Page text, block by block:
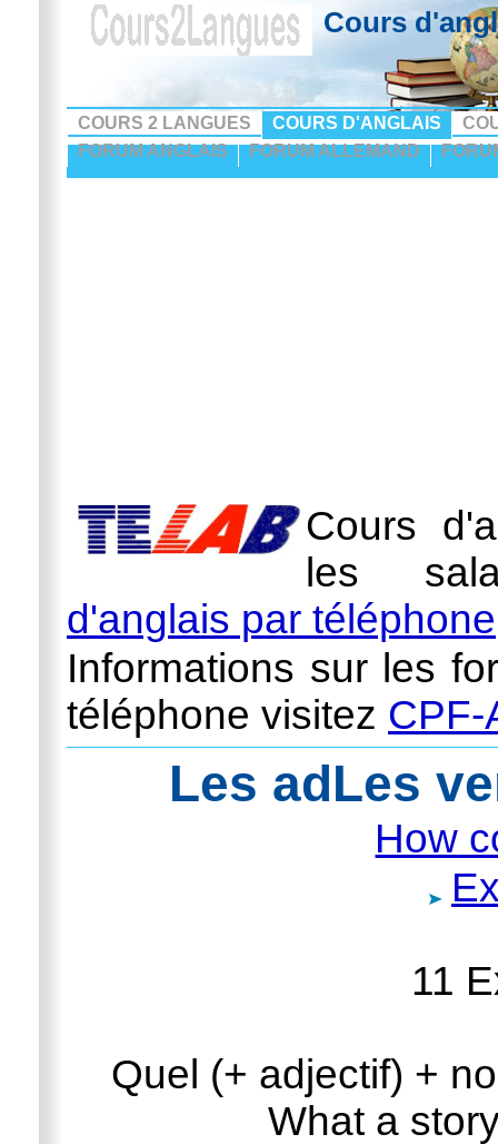
Cours
COURS 2 LANGUES COURS D'ANGLAIS
FORUM ANGLAIS
FORUM ALLEMAND
Cours
les
d'anglais par téléphone
Informations sur les
téléphone visitez CPF-
Les adLes
How
11
Quel (+ adjectif) +
What a